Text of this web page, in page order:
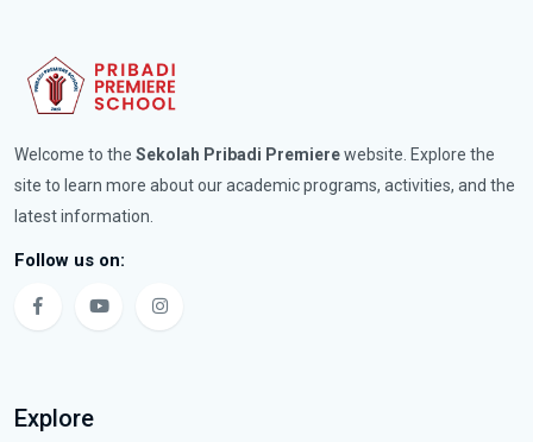
Welcome to the Sekolah Pribadi Premierewebsite. Explore the
site to learn more about our academic programs, activities, and the
latest information.
Follow us on:
Explore